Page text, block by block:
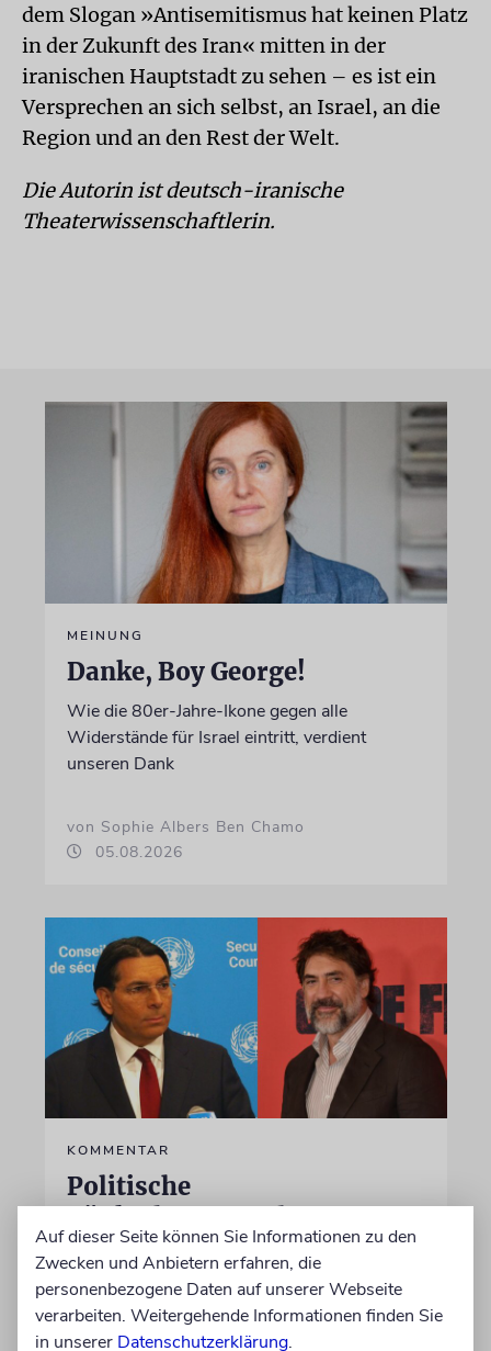
dem Slogan »Antisemitismus hat keinen Platz
in der Zukunft des Iran« mitten in der
iranischen Hauptstadt zu sehen – es ist ein
Versprechen an sich selbst, an Israel, an die
Region und an den Rest der Welt.
Die Autorin ist deutsch-iranische
Theaterwissenschaftlerin.
MEINUNG
Danke, Boy George!
Wie die 80er-Jahre-Ikone gegen alle
Widerstände für Israel eintritt, verdient
unseren Dank
von Sophie Albers Ben Chamo
05.08.2026
KOMMENTAR
Politische
Ewig bewegte Palästina-Aktivisten wie Javier
Bardem und israelische Politiker nutzen den
Massenansturm auf Ceuta für politisch
unwürdige Spielchen
Auf dieser Seite können Sie Informationen zu den
Zwecken und Anbietern erfahren, die
personenbezogene Daten auf unserer Webseite
verarbeiten. Weitergehende Informationen finden Sie
in unserer Datenschutzerklärung.